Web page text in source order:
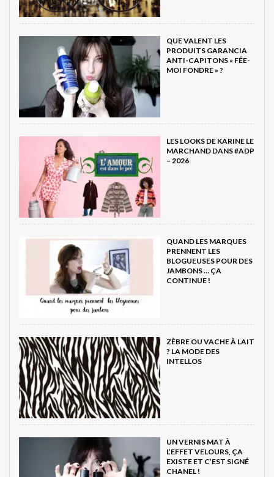
QUE VALENT LES
PRODUITS GARANCIA
ANTI-CAPITONS « FÉE-
MOI FONDRE » ?
LES LOOKS DE KARINE LE
MARCHAND DANS #ADP
– 2026
QUAND LES MARQUES
PRENNENT LES
BLOGUEUSES POUR DES
JAMBONS … ÇA
CONTINUE !
ZÈBRE OU VACHE À LAIT
? LA MODE DES
INTELLOS
UN VERNIS MAT À
L’EFFET VELOURS, ÇA
EXISTE ET C’EST SIGNÉ
CHANEL !